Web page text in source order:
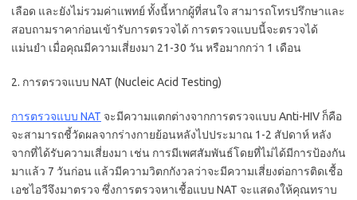
เลือด และยังไม่รวมค่าแพทย์ ทั้งนี้หากผู้ที่สนใจ สามารถโทรปรึกษาและ
สอบถามราคาก่อนเข้ารับการตรวจได้ การตรวจแบบนี้จะตรวจได้
แม่นยำ เมื่อคุณมีความเสี่ยงมา 21-30 วัน หรือมากกว่า 1 เดือน
2. การตรวจแบบ NAT (Nucleic Acid Testing)
การตรวจแบบ NAT จะมีความแตกต่างจากการตรวจแบบ Anti-HIV ก็คือ
จะสามารถชี้วัดผลจากร่างกายย้อนหลังไปประมาณ 1-2 สัปดาห์ หลัง
จากที่ได้รับความเสี่ยงมา เช่น การมีเพศสัมพันธ์โดยที่ไม่ได้มีการป้องกัน
มาแล้ว 7 วันก่อน แล้วมีความวิตกกังวลว่าจะมีความเสี่ยงต่อการติดเชื้อ
เอชไอวีจึงมาตรวจ ซึ่งการตรวจหาเชื้อแบบ NAT จะแสดงให้คุณทราบ